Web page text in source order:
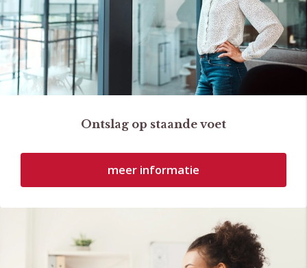
Ontslag op staande voet
meer informatie